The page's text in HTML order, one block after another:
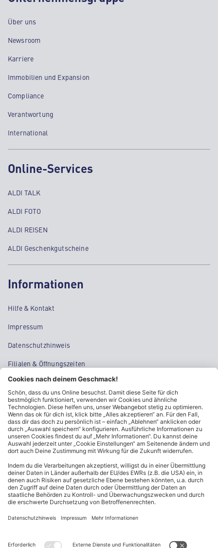
Über uns
Newsroom
Karriere
Immobilien und Expansion
Compliance
Verantwortung
International
Online-Services
ALDI TALK
ALDI FOTO
ALDI REISEN
ALDI Geschenkgutscheine
Informationen
Hilfe & Kontakt
Impressum
Datenschutzhinweis
Filialen & Öffnungszeiten
Kontakt
Cookie-Einstellungen
Kundeninformationen
ALDI Nord folgen